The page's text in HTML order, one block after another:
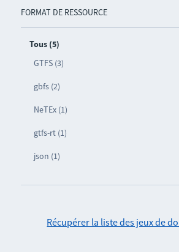
FORMAT DE RESSOURCE
Tous (5)
GTFS (3)
gbfs (2)
NeTEx (1)
gtfs-rt (1)
json (1)
Récupérer la liste des jeux de